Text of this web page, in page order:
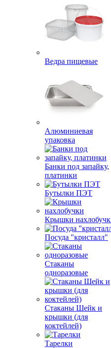
Ведра пищевые
Алюминиевая
упаковка
Банки под запайку,
платинки
Бутылки ПЭТ
Крышки
Посуда "кристалл"
Стаканы
одноразовые
Стаканы Шейк и
крышки (для
коктейлей)
Тарелки